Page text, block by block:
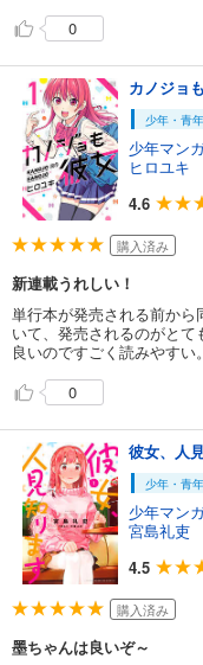
0
カノジョ
少年・青
少年マン
ヒロユキ
4.6
購入済み
新連載うれしい！
単行本が発売される前か
いて、発売されるのがと
良いのですごく読みやすい。
0
彼女、人
少年・青
少年マン
宮島礼吏
4.5
購入済み
墨ちゃんは良いぞ～